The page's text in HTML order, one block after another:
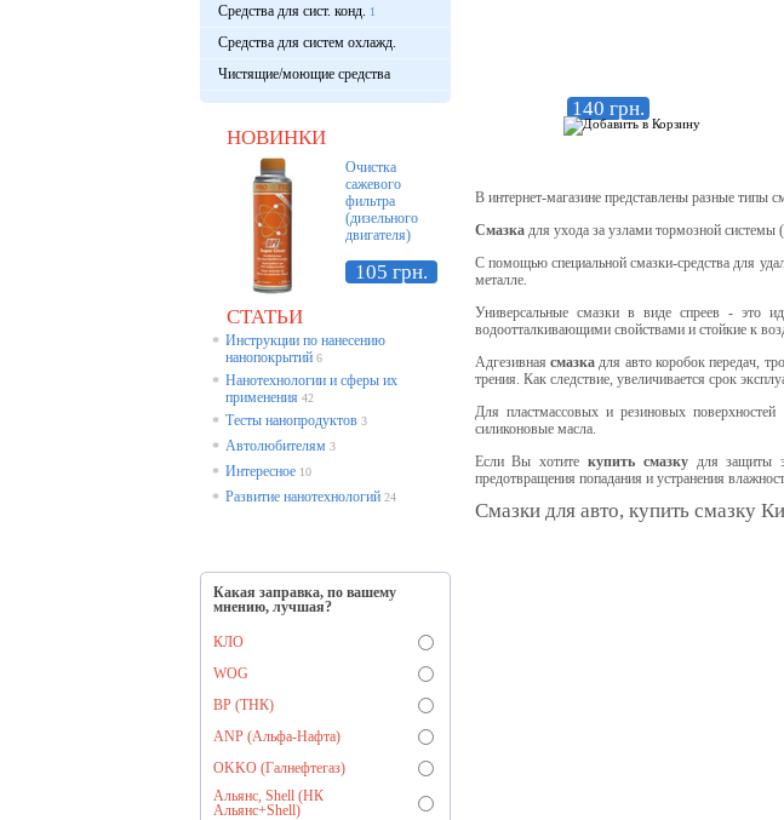
Средства для сист. конд. 1
Средства для систем охлажд.
Чистящие/моющие средства
НОВИНКИ
Очистка
сажевого
фильтра
(дизельного
двигателя)
105 грн.
СТАТЬИ
* Инструкции по нанесению
нанопокрытий 6
* Нанотехнологии и сферы их
применения 42
* Тесты нанопродуктов 3
* Автолюбителям 3
* Интересное 10
* Развитие нанотехнологий 24
Какая заправка, по вашему
мнению, лучшая?
КЛО
WOG
BP (ТНК)
ANP (Альфа-Нафта)
OKKO (Галнефтегаз)
Альянс, Shell (НК
Альянс+Shell)
140 грн.
В интернет-магазине представлены разные типы
Смазкадля ухода за узлами тормозной системы
С помощью специальной смазки-средства для
металле.
Универсальные смазки в виде спреев - это
водоотталкивающими свойствами и стойкие к
Адгезивная смазкадля авто коробок передач,
трения. Как следствие, увеличивается срок
Для пластмассовых и резиновых
силиконовые масла.
Если Вы хотите купить смазкудля защиты
предотвращения попадания и устранения
Смазки для авто, купить смазку